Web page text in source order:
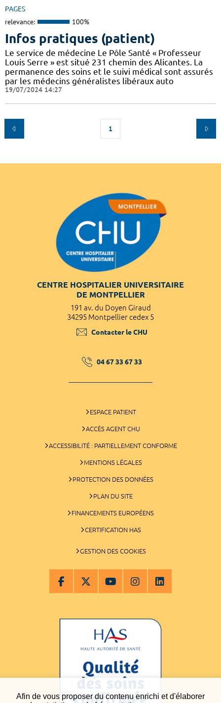
Afin de vous proposer du contenu enrichi et d'élaborer
PAGES
relevance: 100%
Infos pratiques (patient)
Le service de médecine Le Pôle Santé « Professeur
Louis Serre » est situé 231 chemin des Alicantes. La
permanence des soins et le suivi médical sont assurés
par les médecins généralistes libéraux auto
19/07/2024 14:27
1
CENTRE HOSPITALIER UNIVERSITAIRE
DE MONTPELLIER
191 av. du Doyen Giraud
34295 Montpellier cedex 5
Contacter le CHU
04 67 33 67 33
ESPACE PATIENT
ACCÈS AGENT CHU
ACCESSIBILITÉ : PARTIELLEMENT CONFORME
MENTIONS LÉGALES
PROTECTION DES DONNÉES
PLAN DU SITE
FINANCEMENTS EUROPÉENS
CERTIFICATION HAS
GESTION DES COOKIES